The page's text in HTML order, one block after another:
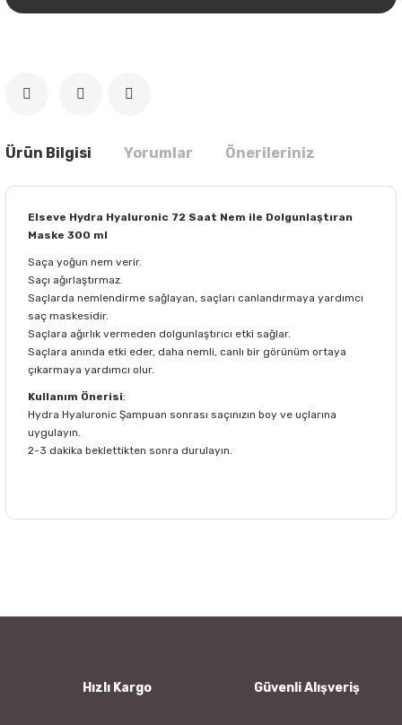
Ürün Bilgisi Yorumlar Önerileriniz
Elseve Hydra Hyaluronic 72 Saat Nem ile Dolgunlaştıran
Maske 300 ml
Saça yoğun nem verir.
Saçı ağırlaştırmaz.
Saçlarda nemlendirme sağlayan, saçları canlandırmaya yardımcı
saç maskesidir.
Saçlara ağırlık vermeden dolgunlaştırıcı etki sağlar.
Saçlara anında etki eder, daha nemli, canlı bir görünüm ortaya
çıkarmaya yardımcı olur.
Kullanım Önerisi:
Hydra Hyaluronic Şampuan sonrası saçınızın boy ve uçlarına
uygulayın.
2-3 dakika beklettikten sonra durulayın.
Ürün bilgilerinde hatalar bulunuyor.
Hızlı Kargo Güvenli Alışveriş